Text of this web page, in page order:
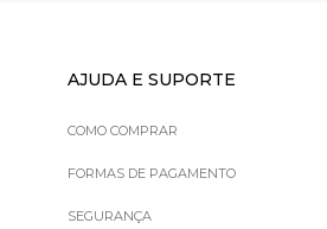
AJUDA E SUPORTE
COMO COMPRAR
FORMAS DE PAGAMENTO
SEGURANÇA